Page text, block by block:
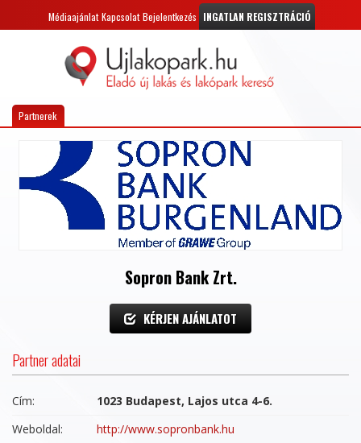
Médiaajánlat Kapcsolat Bejelentkezés INGATLAN REGISZTRÁCIÓ
Partnerek
Sopron Bank Zrt.
KÉRJEN AJÁNLATOT
Partner adatai
Cím:
1023 Budapest, Lajos utca 4-6.
Weboldal:
http://www.sopronbank.hu